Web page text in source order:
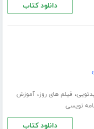
دانلود کتاب
، فیلم های روز،آموزش
نویسی
دانلود کتاب